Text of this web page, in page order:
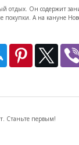
отдых. Он содержит
А на кануне
Станьте первым!